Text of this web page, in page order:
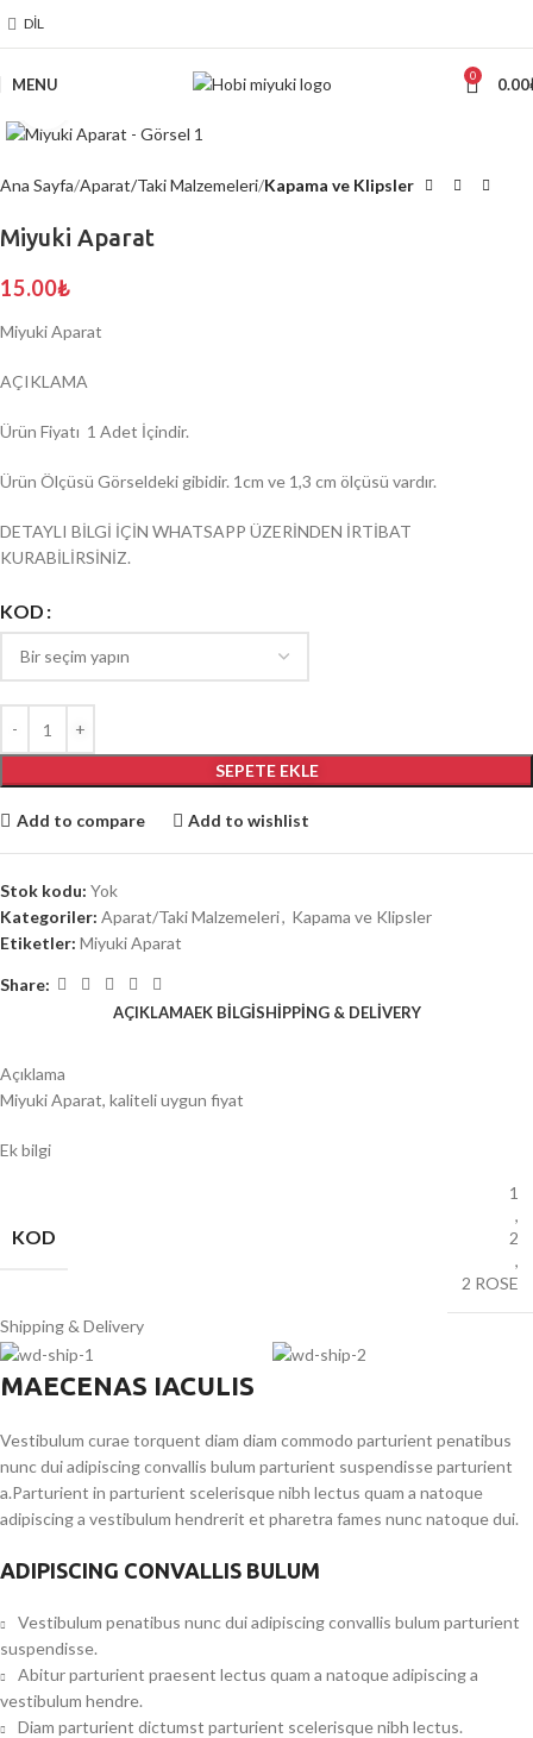
DIL
MENU 0 0.00
Ana Sayfa Aparat/Taki Malzemeleri Kapama ve Klipsler
Miyuki Aparat
15.00₺
Miyuki Aparat
AÇIKLAMA
Ürün Fiyatı 1 Adet İçindir.
Ürün Ölçüsü Görseldeki gibidir. 1cm ve 1,3 cm ölçüsü vardır.
DETAYLI BİLGİ İÇİN WHATSAPP ÜZERİNDEN İRTİBAT
KURABİLİRSİNİZ.
KOD
SEPETE EKLE
Add to compare Add to wishlist
Stok kodu: Yok
Kategoriler: Aparat/Taki Malzemeleri, Kapama ve Klipsler
Etiketler: Miyuki Aparat
Share:
AÇIKLAMAEK BILGISHIPPING & DELIVERY
Açıklama
Miyuki Aparat, kaliteli uygun fiyat
Ek bilgi
KOD
1
,
2
,
2 ROSE
Shipping & Delivery
MAECENAS IACULIS
Vestibulum curae torquent diam diam commodo parturient penatibus
nunc dui adipiscing convallis bulum parturient suspendisse parturient
a.Parturient in parturient scelerisque nibh lectus quam a natoque
adipiscing a vestibulum hendrerit et pharetra fames nunc natoque dui.
ADIPISCING CONVALLIS BULUM
Vestibulum penatibus nunc dui adipiscing convallis bulum parturient
suspendisse.
Abitur parturient praesent lectus quam a natoque adipiscing a
vestibulum hendre.
Diam parturient dictumst parturient scelerisque nibh lectus.